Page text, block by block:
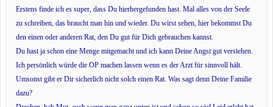
Erstens finde ich es super, dass Du hierhergefunden hast. Mal alles von der Seele
zu schreiben, das braucht man hin und wieder. Du wirst sehen, hier bekommst Du
den einen oder anderen Rat, den Du gut für Dich gebrauchen kannst.
Du hast ja schon eine Menge mitgemacht und ich kann Deine Angst gut verstehen.
Ich persönlich würde die OP machen lassen wenn es der Arzt für sinnvoll hält.
Umsonst gibt er Dir sicherlich nicht solch einen Rat. Was sagt denn Deine Familie
dazu?